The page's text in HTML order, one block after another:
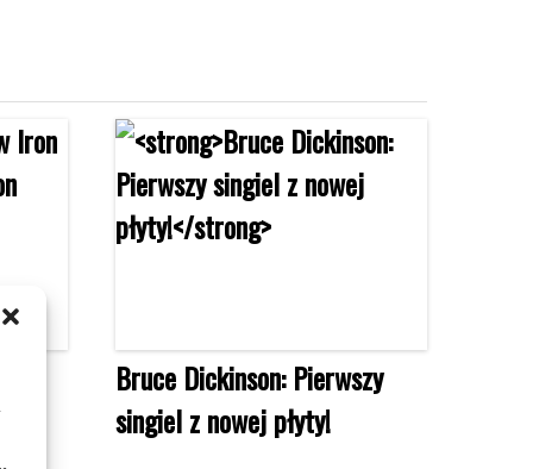
Bruce Dickinson: Pierwszy
singiel z nowej płyty!